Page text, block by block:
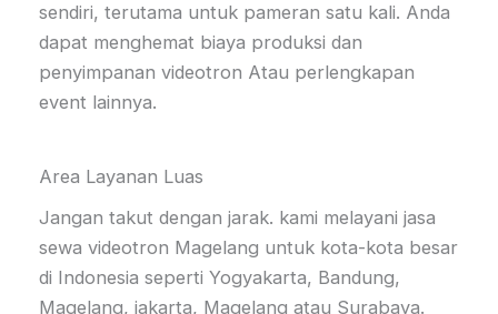
sendiri, terutama untuk pameran satu kali. Anda
dapat menghemat biaya produksi dan
penyimpanan videotron Atau perlengkapan
event lainnya.
Area Layanan Luas
Jangan takut dengan jarak. kami melayani jasa
sewa videotron Magelang untuk kota-kota besar
di Indonesia seperti Yogyakarta, Bandung,
Magelang, jakarta, Magelang atau Surabaya.